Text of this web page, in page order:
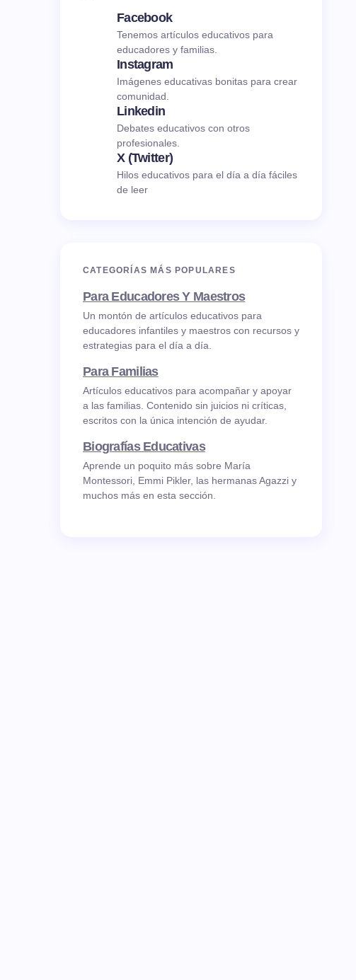
Facebook
Tenemos artículos educativos para
educadores y familias.
Instagram
Imágenes educativas bonitas para crear
comunidad.
Linkedin
Debates educativos con otros
profesionales.
X (Twitter)
Hilos educativos para el día a día fáciles
de leer
CATEGORÍAS MÁS POPULARES
Para Educadores Y Maestros
Un montón de artículos educativos para
educadores infantiles y maestros con recursos y
estrategias para el día a día.
Para Familias
Artículos educativos para acompañar y apoyar
a las familias. Contenido sin juicios ni críticas,
escritos con la única intención de ayudar.
Biografías Educativas
Aprende un poquito más sobre María
Montessori, Emmi Pikler, las hermanas Agazzi y
muchos más en esta sección.